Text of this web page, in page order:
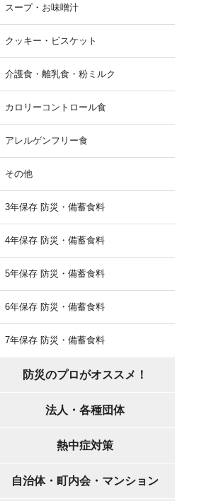
スープ・お味噌汁
クッキー・ビスケット
介護食・離乳食・粉ミルク
カロリーコントロール食
アレルゲンフリー食
その他
3年保存 防災・備蓄食料
4年保存 防災・備蓄食料
5年保存 防災・備蓄食料
6年保存 防災・備蓄食料
7年保存 防災・備蓄食料
防災のプロがオススメ！
法人・各種団体
熱中症対策
自治体・町内会・マンション